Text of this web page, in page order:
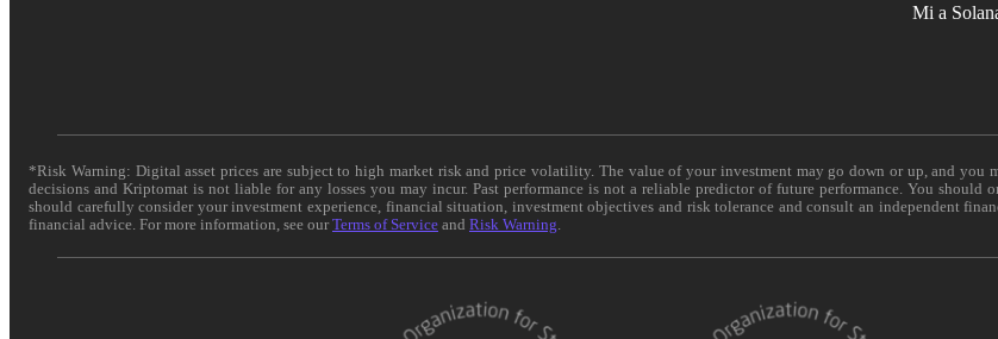
Mi a
*Risk Warning: Digital asset prices are subject to high market risk and price volatility. The value of your investment may go down or up, and you
decisions and Kriptomat is not liable for any losses you may incur. Past performance is not a reliable predictor of future performance. You
should carefully consider your investment experience, financial situation, investment objectives and risk tolerance and consult an independent
financial advice. For more information, see ourTerms of Service and Risk Warning